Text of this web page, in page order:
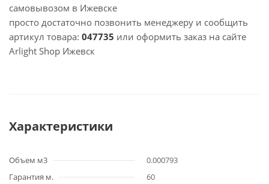
самовывозом в Ижевске
просто достаточно позвонить менеджеру и сообщить
артикул товара: 047735 или оформить заказ на сайте
Arlight Shop Ижевск
Характеристики
Объем м3
0.000793
Гарантия м.
60